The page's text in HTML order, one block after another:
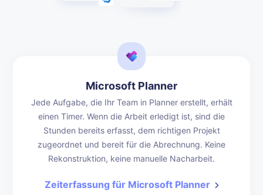
Microsoft Planner
Jede Aufgabe, die Ihr Team in Planner erstellt, erhält
einen Timer. Wenn die Arbeit erledigt ist, sind die
Stunden bereits erfasst, dem richtigen Projekt
zugeordnet und bereit für die Abrechnung. Keine
Rekonstruktion, keine manuelle Nacharbeit.
Zeiterfassung für Microsoft Planner